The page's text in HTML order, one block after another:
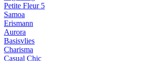
Petite Fleur 5
Samoa
Erismann
Aurora
Basisvlies
Charisma
Casual Chic